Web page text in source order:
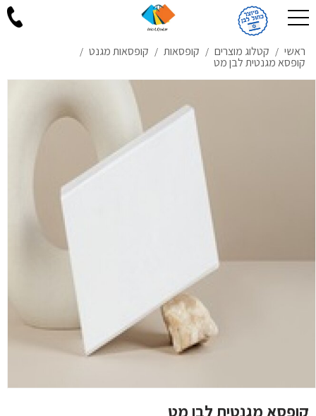
ראשי / קטלוג מוצרים / קופסאות / קופסאות מגנט /
קופסא מגנטית לבן מט
קופסא מגנטית לבן מט